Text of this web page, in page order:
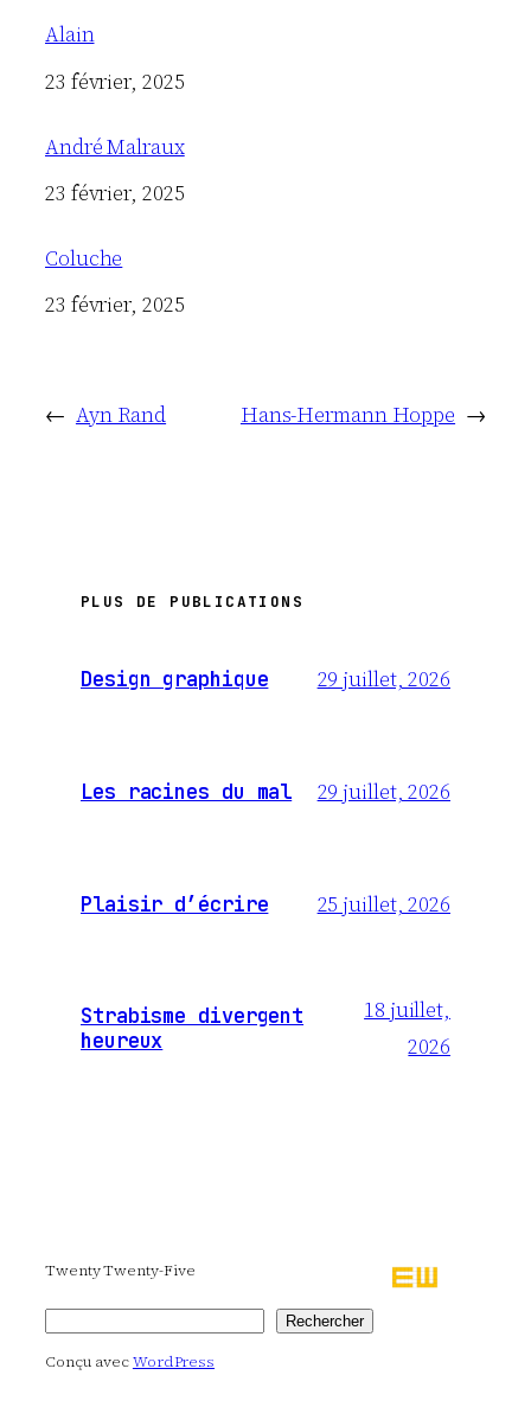
Alain
Date
23 février, 2025
André Malraux
Date
23 février, 2025
Coluche
Date
23 février, 2025
← Ayn Rand Hans-Hermann Hoppe →
PLUS DE PUBLICATIONS
Design graphique 29 juillet, 2026
Les racines du mal 29 juillet, 2026
Plaisir d’écrire 25 juillet, 2026
Strabisme divergent
heureux
18 juillet,
2026
Twenty Twenty-Five
Rechercher Rechercher
Conçu avecWordPress